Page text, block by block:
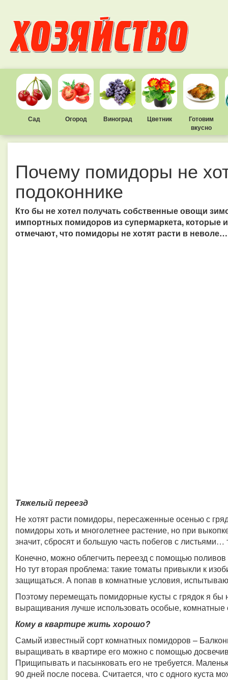
Сад Огород Виноград Цветник
Готовим
вкусно
Почему помидоры не
подоконнике
Кто бы не хотел получать собственные овощи
импортных помидоров из супермаркета, которые
отмечают, что помидоры не хотят расти в неволе…
Тяжелый переезд
Не хотят расти помидоры, пересаженные осенью с
помидоры хоть и многолетнее растение, но при
значит, сбросят и большую часть побегов с
Конечно, можно облегчить переезд с помощью
Но тут вторая проблема: такие томаты привыкли к
защищаться. А попав в комнатные условия,
Поэтому перемещать помидорные кусты с грядок я бы
выращивания лучше использовать особые, комнатные
Кому в квартире жить хорошо?
Самый известный сорт комнатных помидоров –
выращивать в квартире его можно с помощью
Прищипывать и пасынковать его не требуется.
90 дней после посева. Считается, что с одного куста